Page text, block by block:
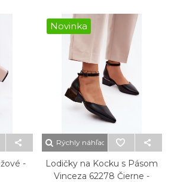
-
Novinka
Rýchly náhľad
Lodičky na Kocku s Pásom
Vinceza 62278 Čierne -